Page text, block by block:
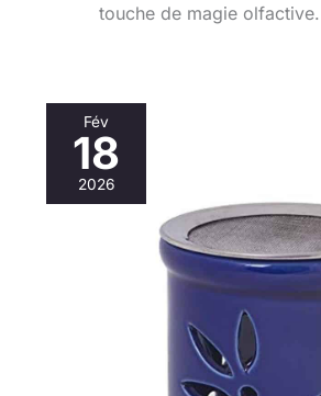
touche de magie olfactive.
Fév
18
2026
Avis
sur
le